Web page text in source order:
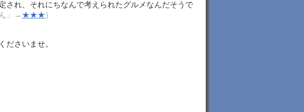
され、それにちなんで考えられたグルメなんだそうで
」→ ★★★）
ださいませ。